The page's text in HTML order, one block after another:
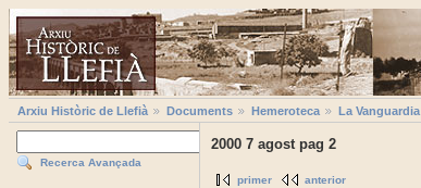
Arxiu Històric de Llefià Documents Hemeroteca La Vanguardia
Recerca Avançada
2000 7 agost pag 2
primer anterior